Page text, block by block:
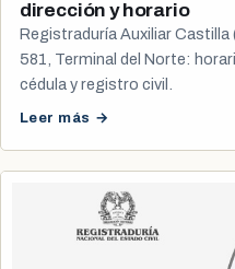
dirección y horario
Registraduría Auxiliar
581, Terminal del Norte:
cédula y registro civil.
Leer más →